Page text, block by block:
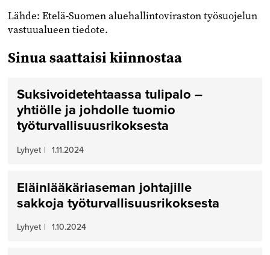
Lähde: Etelä-Suomen aluehallintoviraston työsuojelun
vastuualueen tiedote.
Sinua saattaisi kiinnostaa
Suksivoidetehtaassa tulipalo –
yhtiölle ja johdolle tuomio
työturvallisuusrikoksesta
Lyhyet | 1.11.2024
Eläinlääkäriaseman johtajille
sakkoja työturvallisuusrikoksesta
Lyhyet | 1.10.2024